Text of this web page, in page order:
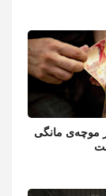
موچەی مانگی